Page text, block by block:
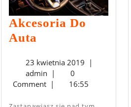
Akcesoria Do
Auta
Auta
23 kwietnia 2019 23
2019
|
admin admin
|
0
Comment | 16:55